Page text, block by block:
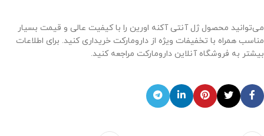
می‌توانید محصول ژل آنتی آکنه اورین را با کیفیت عالی و قیمت بسیار
مناسب همراه با تخفیفات ویژه از دارومارکت خریداری کنید. برای اطلاعات
بیشتر به فروشگاه آنلاین دارومارکت مراجعه کنید.